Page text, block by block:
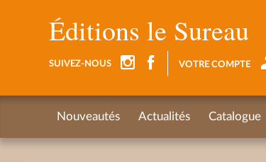
Éditions le Sureau
SUIVEZ-NOUS VOTRE COMPTE
Nouveautés Actualités Catalogue